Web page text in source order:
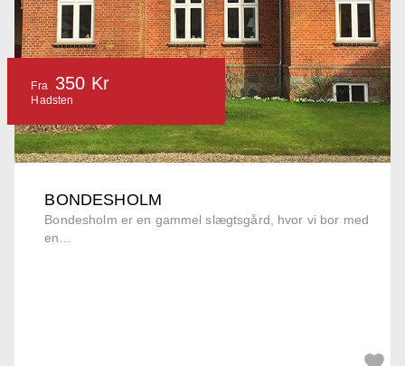
BONDESHOLM
Bondesholm er en gammel slægtsgård, hvor vi bor med
en...
Fra 350 Kr
Hadsten